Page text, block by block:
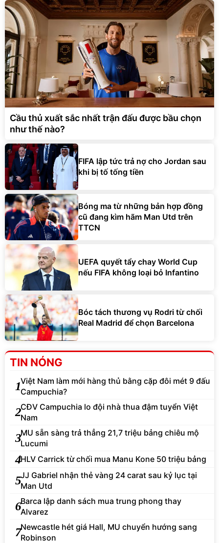
Cầu thủ xuất sắc nhất trận đấu được bầu chọn
như thế nào?
FIFA lập tức trả nợ cho Jordan sau
khi bị tố tống tiền
Bóng ma từ những bản hợp đồng
cũ đang kìm hãm Man Utd trên
TTCN
UEFA quyết tẩy chay World Cup
nếu FIFA không loại bỏ Infantino
Bóc tách thương vụ Rodri từ chối
Real Madrid để chọn Barcelona
TIN NÓNG
1Việt Nam làm mới hàng thủ bằng cặp đôi mét 9 đấu
Campuchia?
2CĐV Campuchia lo đội nhà thua đậm tuyển Việt
Nam
3MU sẵn sàng trả thẳng 21,7 triệu bảng chiêu mộ
Lucumi
4HLV Carrick từ chối mua Manu Kone 50 triệu bảng
5JJ Gabriel nhận thẻ vàng 24 carat sau kỷ lục tại
Man Utd
6Barca lập danh sách mua trung phong thay
Alvarez
7Newcastle hét giá Hall, MU chuyển hướng sang
Robinson